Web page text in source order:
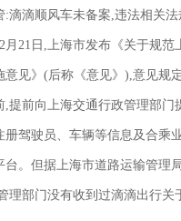
:滴滴顺风车未备案,违法相关法
月21日,上海市发布《关于规范
意见》(后称《意见》),意见规
,提前向上海交通行政管理部门
册驾驶员、车辆等信息及合乘
台。但据上海市道路运输管理
理部门没有收到过滴滴出行关